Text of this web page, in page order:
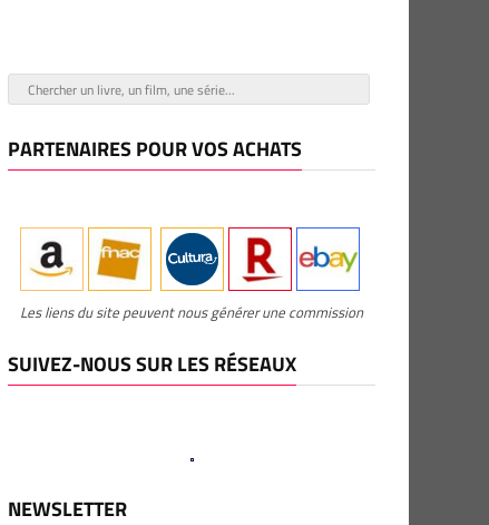
PARTENAIRES POUR VOS ACHATS
Les liens du site peuvent nous générer une commission
SUIVEZ-NOUS SUR LES RÉSEAUX
NEWSLETTER